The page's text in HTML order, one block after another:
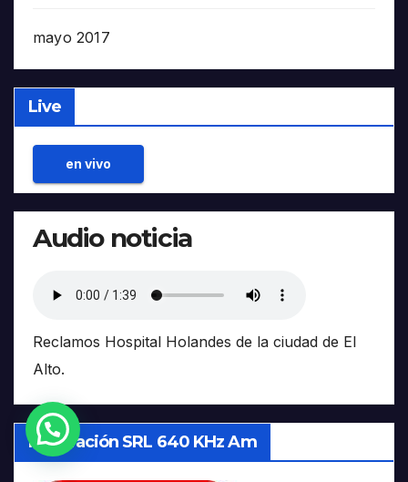
mayo 2017
Live
en vivo
Audio noticia
Reclamos Hospital Holandes de la ciudad de El
Alto.
Integración SRL 640 KHz Am
¿Necesitas Ayuda?